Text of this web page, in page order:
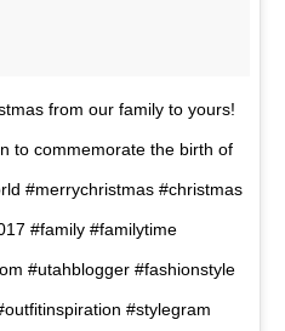
from our family to yours!
to commemorate the birth of
#merrychristmas #christmas
#family #familytime
#utahblogger #fashionstyle
#stylegram